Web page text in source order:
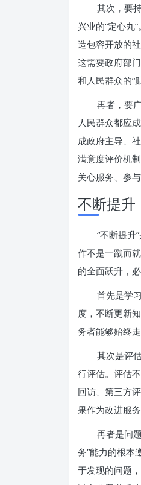
其次，要
兴业的“定心丸
造包容开放的
这需要政府部
和人民群众的“
再者，要
人民群众都应
成政府主导、
满意度评价机
关心服务、参
不断提升
“不断提升
作不是一蹴而
的全面跃升，
首先是学
度，不断更新
务者能够始终
其次是评
行评估。评估
回访、第三方
果作为改进服
再者是问
务”能力的根本
于发现的问题